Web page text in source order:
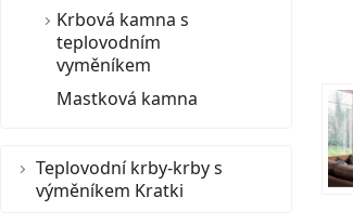
Krbová kamna s
teplovodním
vyměníkem
Mastková kamna
Teplovodní krby-krby s
výměníkem Kratki